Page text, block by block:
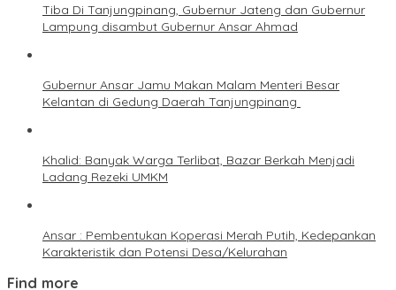
Tiba Di Tanjungpinang, Gubernur Jateng dan Gubernur
Lampung disambut Gubernur Ansar Ahmad
Gubernur Ansar Jamu Makan Malam Menteri Besar
Kelantan di Gedung Daerah Tanjungpinang
Khalid: Banyak Warga Terlibat, Bazar Berkah Menjadi
Ladang Rezeki UMKM
Ansar : Pembentukan Koperasi Merah Putih, Kedepankan
Karakteristik dan Potensi Desa/Kelurahan
Find more